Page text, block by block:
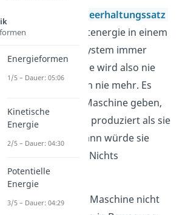
Energieerhaltungssatz
bleibt die Gesamtenergie in einem
geschlossenen System immer
gleich. Die Energie wird also nie
weniger und auch nie mehr. Es
kann also keine Maschine geben,
die mehr Energie produziert als sie
braucht. Denn dann würde sie
Energie aus dem Nichts
produzieren.
Oft kann sich die Maschine nicht
Energieformen
1/5 – Dauer: 05:06
Kinetische
Energie
2/5 – Dauer: 04:30
Potentielle
Energie
3/5 – Dauer: 04:29